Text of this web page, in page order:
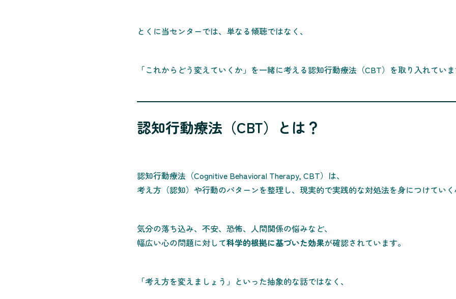
とくに当センターでは、単なる傾聴ではなく、
「これからどう変えていくか」を一緒に考える認知行動療法（CBT）を取り入れてい
認知行動療法（CBT）とは？
認知行動療法（Cognitive Behavioral Therapy, CBT）は、
考え方（認知）や行動のパターンを整理し、現実的で実践的な対処法を身につけてい
気分の落ち込み、不安、恐怖、人間関係の悩みなど、
幅広い心の問題に対して科学的根拠に基づいた効果が確認されています。
「考え方を変えましょう」といった抽象的な話ではなく、